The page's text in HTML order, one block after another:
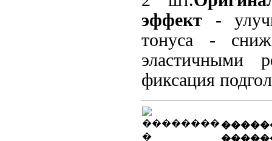
эффект -
тонуса -
эластичными
фиксация